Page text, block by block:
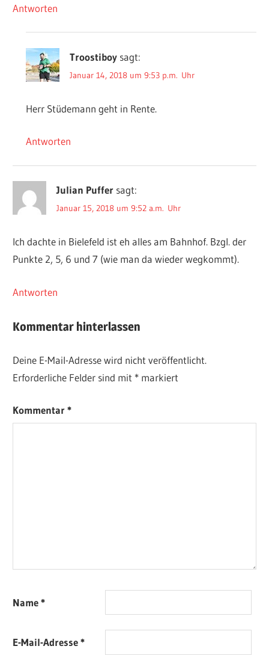
Antworten
Troostiboy sagt:
Januar 14, 2018 um 9:53 p.m. Uhr
Herr Stüdemann geht in Rente.
Antworten
Julian Puffer sagt:
Januar 15, 2018 um 9:52 a.m. Uhr
Ich dachte in Bielefeld ist eh alles am Bahnhof. Bzgl. der
Punkte 2, 5, 6 und 7 (wie man da wieder wegkommt).
Antworten
Kommentar hinterlassen
Deine E-Mail-Adresse wird nicht veröffentlicht.
Erforderliche Felder sind mit * markiert
Kommentar*
Name*
E-Mail-Adresse*